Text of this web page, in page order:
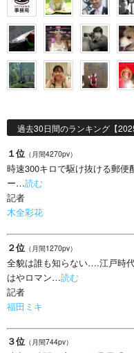
過去30日間のランキング【
１位 （月間4270pv）
時速300キロで駆け抜ける郵便
ー…読む
記者
木全彩花
２位 （月間1270pv）
全貌は誰も知らない….江戸時
はやロマン…読む
記者
福田ミキ
３位 （月間744pv）